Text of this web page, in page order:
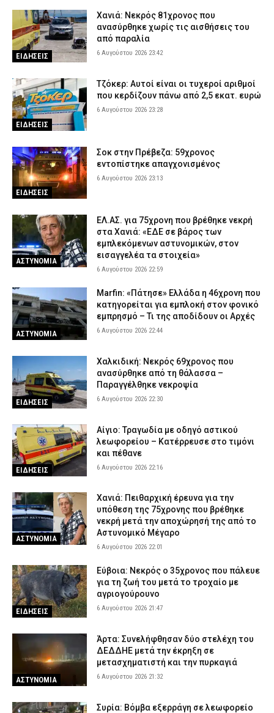
ΕΙΔΗΣΕΙΣ
Χανιά: Νεκρός 81χρονος που
ανασύρθηκε χωρίς τις αισθήσεις του
από παραλία
6 Αυγούστου 2026 23:42
ΕΙΔΗΣΕΙΣ
Τζόκερ: Αυτοί είναι οι τυχεροί αριθμοί
που κερδίζουν πάνω από 2,5 εκατ. ευρώ
6 Αυγούστου 2026 23:28
ΕΙΔΗΣΕΙΣ
Σοκ στην Πρέβεζα: 59χρονος
εντοπίστηκε απαγχονισμένος
6 Αυγούστου 2026 23:13
ΑΣΤΥΝΟΜΙΑ
ΕΛ.ΑΣ. για 75χρονη που βρέθηκε νεκρή
στα Χανιά: «ΕΔΕ σε βάρος των
εμπλεκόμενων αστυνομικών, στον
εισαγγελέα τα στοιχεία»
6 Αυγούστου 2026 22:59
ΑΣΤΥΝΟΜΙΑ
Marfin: «Πάτησε» Ελλάδα η 46χρονη που
κατηγορείται για εμπλοκή στον φονικό
εμπρησμό – Τι της αποδίδουν οι Αρχές
6 Αυγούστου 2026 22:44
ΕΙΔΗΣΕΙΣ
Χαλκιδική: Νεκρός 69χρονος που
ανασύρθηκε από τη θάλασσα –
Παραγγέλθηκε νεκροψία
6 Αυγούστου 2026 22:30
ΕΙΔΗΣΕΙΣ
Αίγιο: Τραγωδία με οδηγό αστικού
λεωφορείου – Κατέρρευσε στο τιμόνι
και πέθανε
6 Αυγούστου 2026 22:16
ΑΣΤΥΝΟΜΙΑ
Χανιά: Πειθαρχική έρευνα για την
υπόθεση της 75χρονης που βρέθηκε
νεκρή μετά την αποχώρησή της από το
Αστυνομικό Μέγαρο
6 Αυγούστου 2026 22:01
ΕΙΔΗΣΕΙΣ
Εύβοια: Νεκρός ο 35χρονος που πάλευε
για τη ζωή του μετά το τροχαίο με
αγριογούρουνο
6 Αυγούστου 2026 21:47
ΑΣΤΥΝΟΜΙΑ
Άρτα: Συνελήφθησαν δύο στελέχη του
ΔΕΔΔΗΕ μετά την έκρηξη σε
μετασχηματιστή και την πυρκαγιά
6 Αυγούστου 2026 21:32
Συρία: Βόμβα εξερράγη σε λεωφορείο